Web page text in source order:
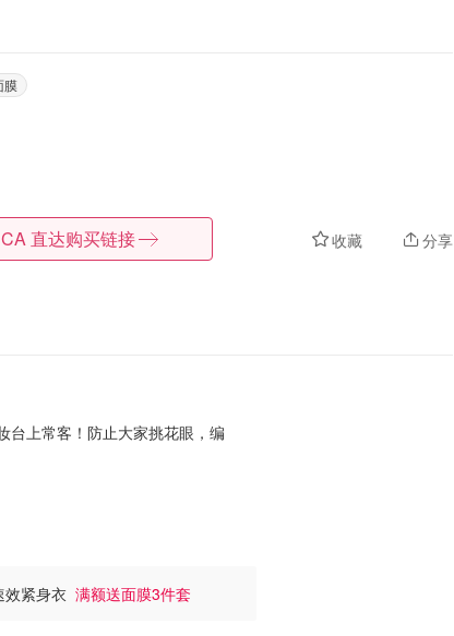
膜
收藏 分享
直达购买链接
台上常客！防止大家挑花眼，编
效紧身衣 满额送面膜3件套